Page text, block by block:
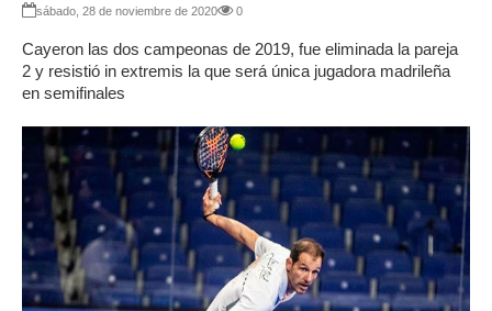
sábado, 28 de noviembre de 2020 0
Cayeron las dos campeonas de 2019, fue eliminada la pareja
2 y resistió in extremis la que será única jugadora madrileña
en semifinales